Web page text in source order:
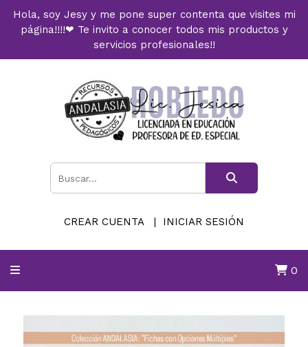
Hola, soy Jesy y me pone super contenta que visites mi
página!!!!❤ Te invito a conocer todos mis productos y
servicios profesionales!!
CREAR CUENTA INICIAR SESIÓN
0